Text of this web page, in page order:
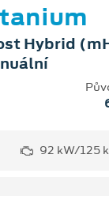
Hybrid
92 kW/125 k